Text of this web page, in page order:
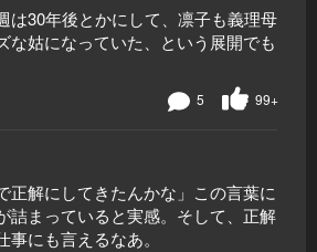
は30年後とかにして、凛子も義理母
な姑になっていた、という展開でも
99+
5
正解にしてきたんかな」この言葉に
詰まっていると実感。そして、正解
にも言えるなあ。